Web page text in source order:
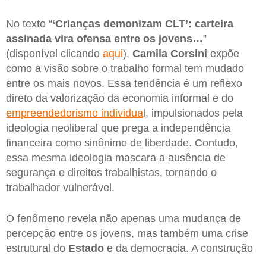
No texto “‘Crianças demonizam CLT’: carteira
assinada vira ofensa entre os jovens…”
(disponível clicando aqui), Camila Corsini expõe
como a visão sobre o trabalho formal tem mudado
entre os mais novos. Essa tendência é um reflexo
direto da valorização da economia informal e do
empreendedorismo individua l, impulsionados pela
ideologia neoliberal que prega a independência
financeira como sinônimo de liberdade. Contudo,
essa mesma ideologia mascara a ausência de
segurança e direitos trabalhistas, tornando o
trabalhador vulnerável.
O fenômeno revela não apenas uma mudança de
percepção entre os jovens, mas também uma crise
estrutural do Estado e da democracia. A construção